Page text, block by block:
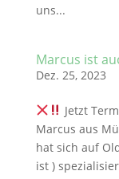
uns...
Marcus ist
Dez. 25, 2023
Jetzt
Marcus aus
hat sich auf
ist )